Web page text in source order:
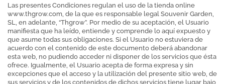
Las presentes Condiciones regulan el uso de la tienda online
www.thgrow.com, de la que es responsable legal Souvenir Garden,
SL, en adelante, “Thgrow”. Por medio de su aceptación, el Usuario
manifiesta que ha leído, entiende y comprende lo aquí expuesto y
que asume todas sus obligaciones. Si el Usuario no estuviera de
acuerdo con el contenido de este documento deberá abandonar
esta web, no pudiendo acceder ni disponer de los servicios que ésta
ofrece. Igualmente, el Usuario acepta de forma expresa y sin
excepciones que el acceso y la utilización del presente sitio web, de
sus servicios y de los contenidos de dichos servicios tiene lugar bajo